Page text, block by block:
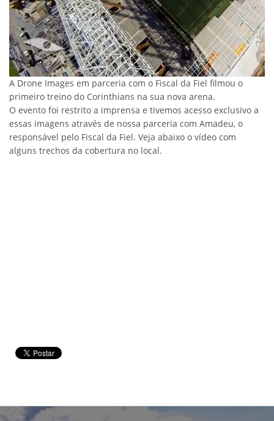
A Drone Images em parceria com o Fiscal da Fiel filmou o
primeiro treino do Corinthians na sua nova arena.
O evento foi restrito a imprensa e tivemos acesso exclusivo a
essas imagens através de nossa parceria com Amadeu, o
responsável pelo Fiscal da Fiel. Veja abaixo o vídeo com
alguns trechos da cobertura no local.